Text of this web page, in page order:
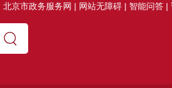
北京市政务服务网 | 网站无障碍 | 智能问答 |